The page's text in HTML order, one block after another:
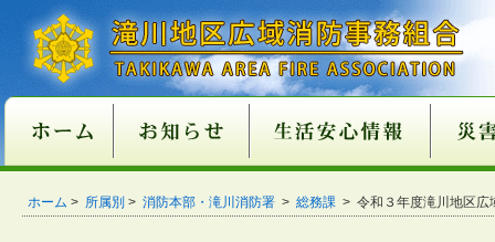
新庁舎情報
入札情報
職員採用情報
各種申請・届出用紙
講習・試験案内
地方分権改革一括法
関係条例整備
違反対象物公表制度
適マーク制度 火災予防 火災
消火
火災
住宅
いて
住宅
店
過去
住宅
功事例
催し
条例
救急 心肺
異物
止血法
ＡＥ
救急
医療
患者
て
１１９番 １１
１１
い
携帯
番に
救急
いて
ご注意 古い
消火
ついて
住宅
適正
ガス
につ
ホー
につ
消火
準の
組合
過去
ホーム > 所属別 > 消防本部・滝川消防署 > 総務課 > 令和３年度滝川地区広